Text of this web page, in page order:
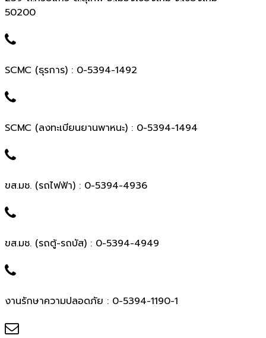
50200
SCMC (ธุรการ) : 0-5394-1492
SCMC (ลงทะเบียนยานพาหนะ) : 0-5394-1494
ขส.มช. (รถไฟฟ้า) : 0-5394-4936
ขส.มช. (รถตู้-รถบัส) : 0-5394-4949
งานรักษาความปลอดภัย : 0-5394-1190-1